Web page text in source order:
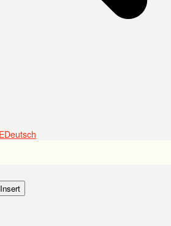
Deutsch
Insert